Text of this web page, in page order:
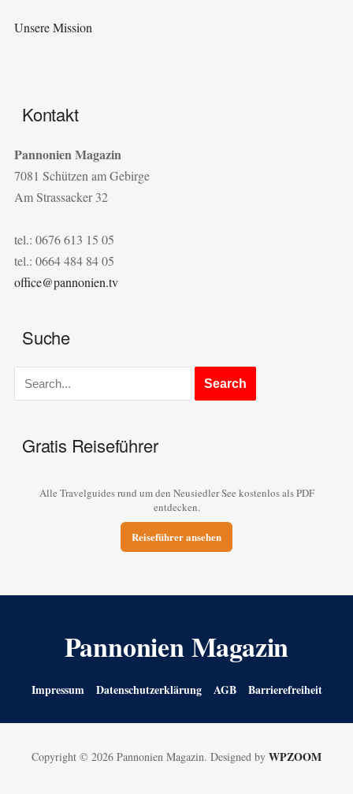
Unsere Mission
Kontakt
Pannonien Magazin
7081 Schützen am Gebirge
Am Strassacker 32
tel.: 0676 613 15 05
tel.: 0664 484 84 05
office@pannonien.tv
Suche
Gratis Reiseführer
Alle Travelguides rund um den Neusiedler See kostenlos als PDF
entdecken.
Reiseführer ansehen
Pannonien Magazin
Impressum Datenschutzerklärung AGB Barrierefreiheit
Copyright © 2026 Pannonien Magazin. Designed by WPZOOM